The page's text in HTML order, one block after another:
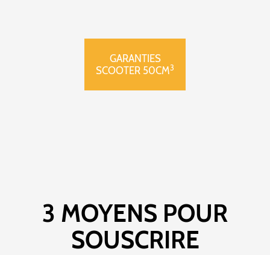
GARANTIES
SCOOTER 50CM3
3 MOYENS POUR
SOUSCRIRE